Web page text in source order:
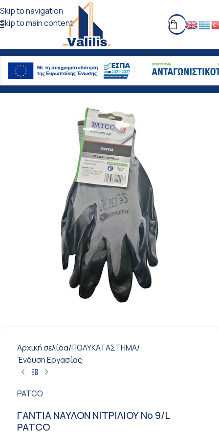
Skip to navigation
Skip to main content
Αρχική σελίδα/ΠΟΛΥΚΑΤΑΣΤΗΜΑ/
Ένδυση Εργασίας
PATCO
ΓΑΝΤΙΑ ΝΑΥΛΟΝ ΝΙΤΡΙΛΙΟΥ Νο 9/L
PATCO